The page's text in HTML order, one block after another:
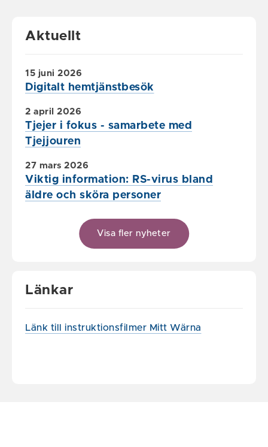
Aktuellt
Digitalt hemtjänstbesök
15 juni 2026
Tjejer i fokus - samarbete med
Tjejjouren
2 april 2026
Viktig information: RS-virus bland
äldre och sköra personer
27 mars 2026
Visa fler nyheter
Länkar
Länk till instruktionsfilmer Mitt Wärna